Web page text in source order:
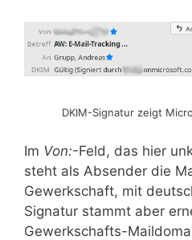
DKIM-Signatur zeigt
Im Von:-Feld, das hier
steht als Absender die
Gewerkschaft, mit
Signatur stammt aber
Gewerkschafts-